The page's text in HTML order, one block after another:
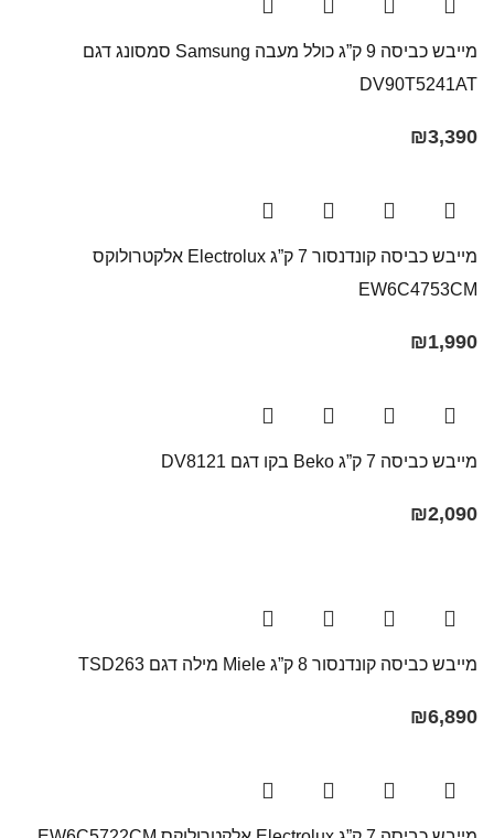
מייבש כביסה 9 ק”ג כולל מעבה Samsung סמסונג דגם
DV90T5241AT
₪3,390
מייבש כביסה קונדנסור 7 ק”ג Electrolux אלקטרולוקס
EW6C4753CM
₪1,990
מייבש כביסה 7 ק”ג Beko בקו ‏דגם DV8121
₪2,090
מייבש כביסה קונדנסור 8 ק”ג Miele מילה דגם TSD263
₪6,890